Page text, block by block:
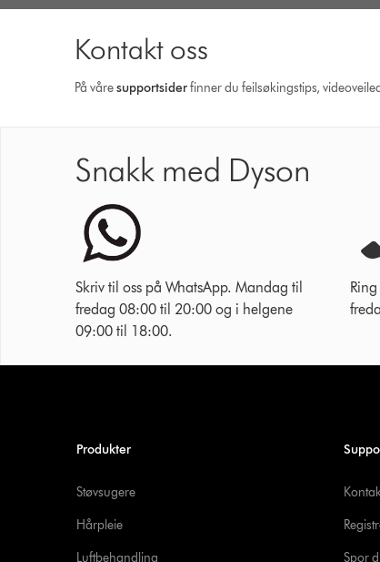
Kontakt oss
På våresupportsiderfinner du feilsøkingstips,
Snakk med Dyson
Skriv til oss på WhatsApp. Mandag til
fredag 08:00 til 20:00 og i helgene
09:00 til 18:00.
Produkter
Støvsugere
Hårpleie
Luftbehandling Spor